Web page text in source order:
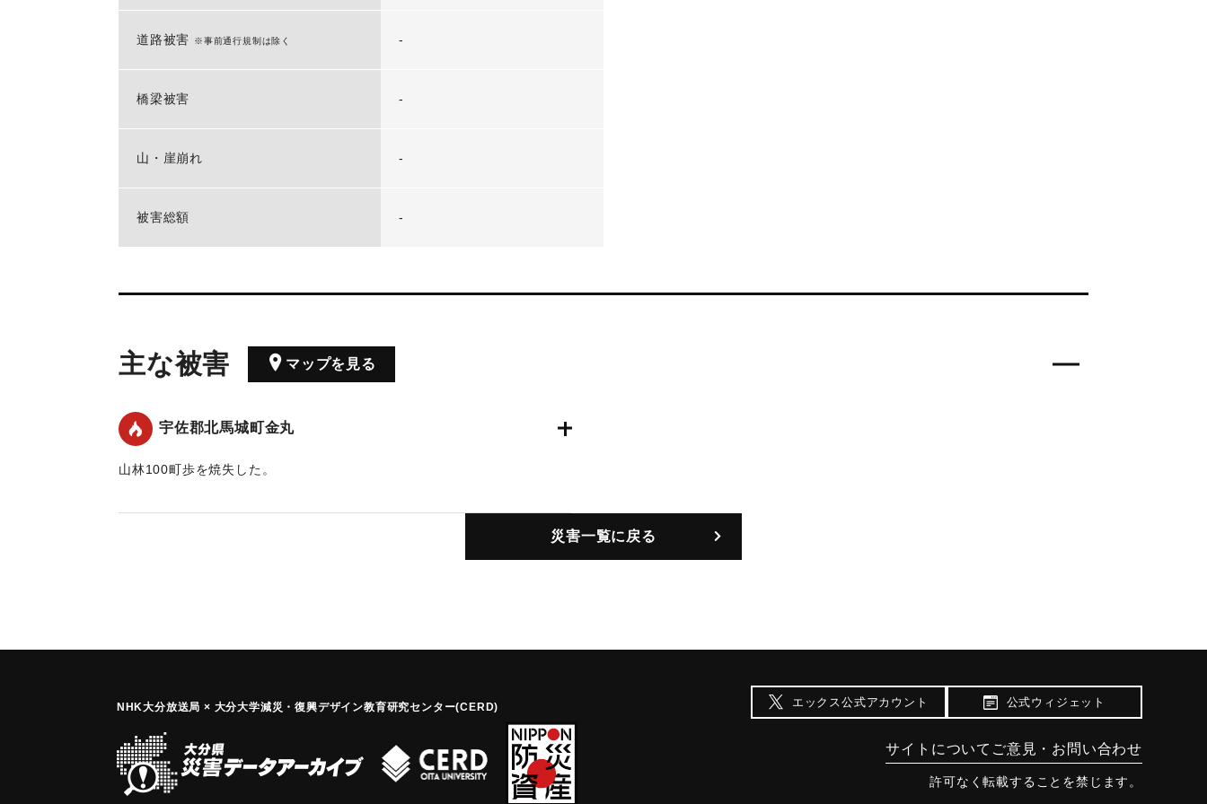
道路被害 ※事前通行規制は除く -
橋梁被害 -
山・崖崩れ -
被害総額 -
主な被害 マップを見る
宇佐郡北馬城町金丸
山林100町歩を焼失した。
｜固有コード:00319001
災害一覧に戻る
NHK大分放送局 × 大分大学減災 ・復興デザイン教育研究センター(CERD) エックス公式アカウント 公式ウィジェット
サイトについて ご意見・お問い合わせ
許可なく転載することを禁じます。